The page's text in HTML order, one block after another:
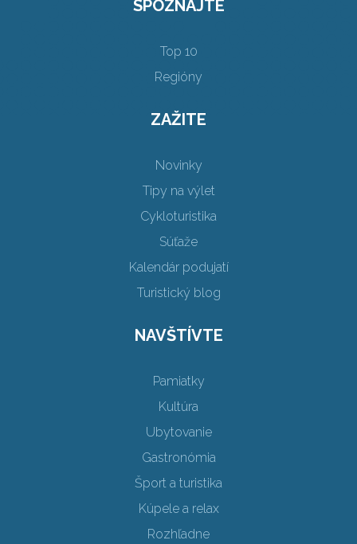
SPOZNAJTE
Top 10
Regióny
ZAŽITE
Novinky
Tipy na výlet
Cykloturistika
Súťaže
Kalendár podujatí
Turistický blog
NAVŠTÍVTE
Pamiatky
Kultúra
Ubytovanie
Gastronómia
Šport a turistika
Kúpele a relax
Rozhľadne